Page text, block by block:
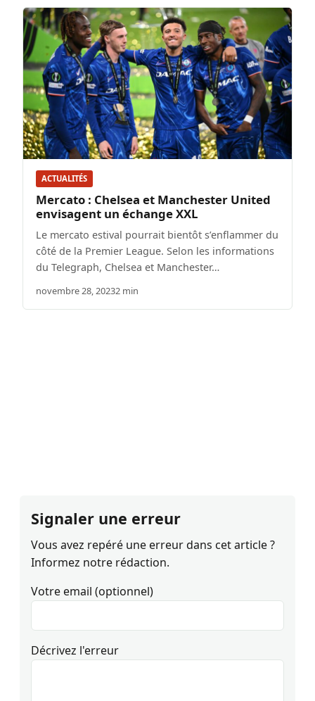
ACTUALITÉS
Mercato : Chelsea et Manchester United
envisagent un échange XXL
Le mercato estival pourrait bientôt s’enflammer du
côté de la Premier League. Selon les informations
du Telegraph, Chelsea et Manchester…
novembre 28, 20232 min
Signaler une erreur
Vous avez repéré une erreur dans cet article ?
Informez notre rédaction.
Votre email (optionnel)
Décrivez l'erreur